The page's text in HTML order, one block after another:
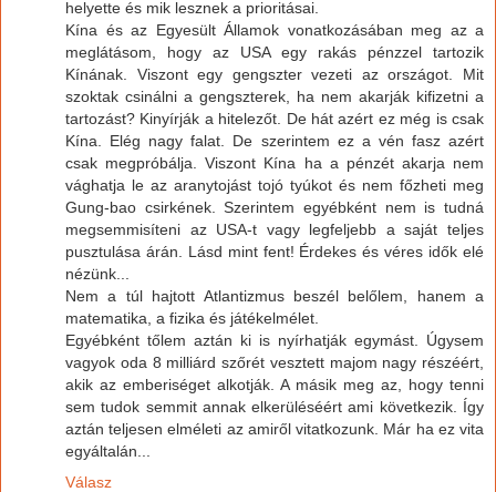
helyette és mik lesznek a prioritásai.
Kína és az Egyesült Államok vonatkozásában meg az a
meglátásom, hogy az USA egy rakás pénzzel tartozik
Kínának. Viszont egy gengszter vezeti az országot. Mit
szoktak csinálni a gengszterek, ha nem akarják kifizetni a
tartozást? Kinyírják a hitelezőt. De hát azért ez még is csak
Kína. Elég nagy falat. De szerintem ez a vén fasz azért
csak megpróbálja. Viszont Kína ha a pénzét akarja nem
vághatja le az aranytojást tojó tyúkot és nem főzheti meg
Gung-bao csirkének. Szerintem egyébként nem is tudná
megsemmisíteni az USA-t vagy legfeljebb a saját teljes
pusztulása árán. Lásd mint fent! Érdekes és véres idők elé
nézünk...
Nem a túl hajtott Atlantizmus beszél belőlem, hanem a
matematika, a fizika és játékelmélet.
Egyébként tőlem aztán ki is nyírhatják egymást. Úgysem
vagyok oda 8 milliárd szőrét vesztett majom nagy részéért,
akik az emberiséget alkotják. A másik meg az, hogy tenni
sem tudok semmit annak elkerüléséért ami következik. Így
aztán teljesen elméleti az amiről vitatkozunk. Már ha ez vita
egyáltalán...
Válasz